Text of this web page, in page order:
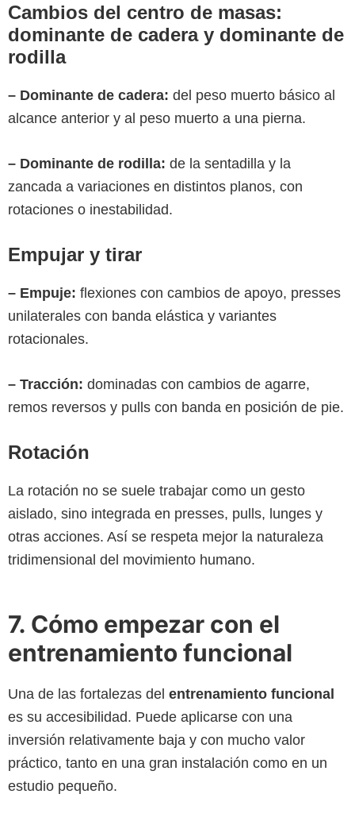
Cambios del centro de masas:
dominante de cadera y dominante de
rodilla
– Dominante de cadera: del peso muerto básico al
alcance anterior y al peso muerto a una pierna.
– Dominante de rodilla: de la sentadilla y la
zancada a variaciones en distintos planos, con
rotaciones o inestabilidad.
Empujar y tirar
– Empuje: flexiones con cambios de apoyo, presses
unilaterales con banda elástica y variantes
rotacionales.
– Tracción: dominadas con cambios de agarre,
remos reversos y pulls con banda en posición de pie.
Rotación
La rotación no se suele trabajar como un gesto
aislado, sino integrada en presses, pulls, lunges y
otras acciones. Así se respeta mejor la naturaleza
tridimensional del movimiento humano.
7. Cómo empezar con el
entrenamiento funcional
Una de las fortalezas del entrenamiento funcional
es su accesibilidad. Puede aplicarse con una
inversión relativamente baja y con mucho valor
práctico, tanto en una gran instalación como en un
estudio pequeño.